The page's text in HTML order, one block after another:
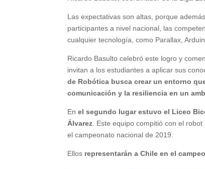
Las expectativas son altas, porque
participantes a nivel nacional, las
cualquier tecnología, como Parallax,
Ricardo Basulto celebró este logro y
invitan a los estudiantes a aplicar sus
de Robótica busca crear un entorno
comunicación y la resiliencia en un
Enel segundo lugar estuvo el Liceo
Álvarez . Este equipo compitió con el robot
el campeonato nacional de 2019.
Ellos representarán a Chile en el